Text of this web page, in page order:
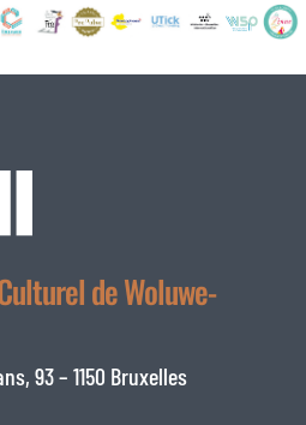
de Woluwe-
93 – 1150 Bruxelles